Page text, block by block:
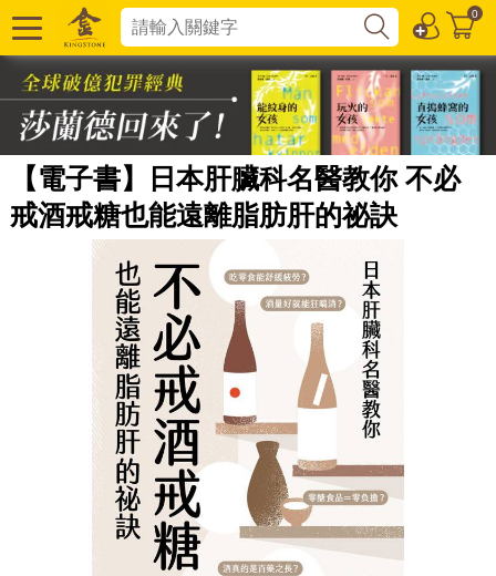
0
【電子書】日本肝臟科名醫教你 不必
戒酒戒糖也能遠離脂肪肝的祕訣